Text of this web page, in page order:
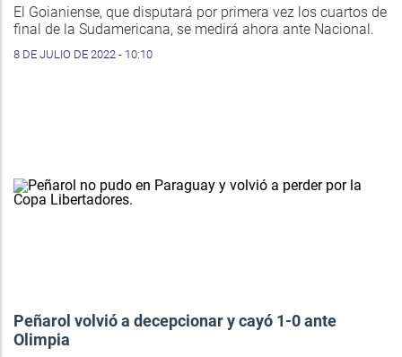
El Goianiense, que disputará por primera vez los cuartos de
final de la Sudamericana, se medirá ahora ante Nacional.
8 DE JULIO DE 2022 - 10:10
Peñarol volvió a decepcionar y cayó 1-0 ante
Olimpia